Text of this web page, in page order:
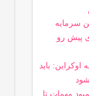
سرمایه
پیش رو
باید
مهمات تا